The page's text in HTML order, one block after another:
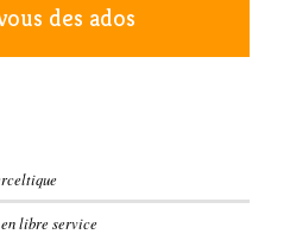
des ados
libre service